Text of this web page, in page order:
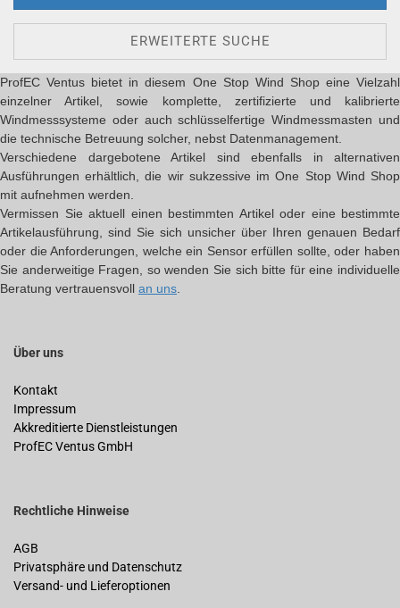
ERWEITERTE SUCHE
ProfEC Ventus bietet in diesem One Stop Wind Shop eine Vielzahl
einzelner Artikel, sowie komplette, zertifizierte und kalibrierte
Windmesssysteme oder auch schlüsselfertige Windmessmasten und
die technische Betreuung solcher, nebst Datenmanagement.
Verschiedene dargebotene Artikel sind ebenfalls in alternativen
Ausführungen erhältlich, die wir sukzessive im One Stop Wind Shop
mit aufnehmen werden.
Vermissen Sie aktuell einen bestimmten Artikel oder eine bestimmte
Artikelausführung, sind Sie sich unsicher über Ihren genauen Bedarf
oder die Anforderungen, welche ein Sensor erfüllen sollte, oder haben
Sie anderweitige Fragen, so wenden Sie sich bitte für eine individuelle
Beratung vertrauensvoll an uns
Über uns
Kontakt
Impressum
Akkreditierte Dienstleistungen
ProfEC Ventus GmbH
Rechtliche Hinweise
AGB
Privatsphäre und Datenschutz
Versand- und Lieferoptionen